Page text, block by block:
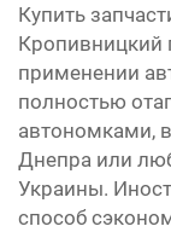
Купить
Кропивницкий
применении
полностью
автономками,
Днепра или
Украины.
способ